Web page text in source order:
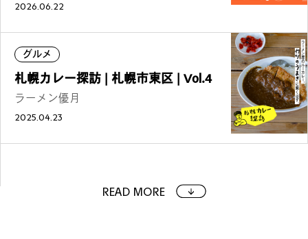
2026.06.22
グルメ
札幌カレー探訪 | 札幌市東区 | Vol.4
ラーメン優月
2025.04.23
READ MORE